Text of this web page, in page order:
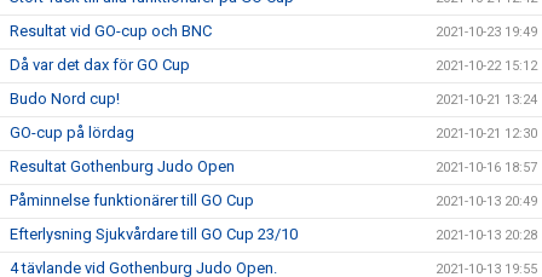
Resultat vid GO-cup och BNC 2021-10-23 19:49
Då var det dax för GO Cup 2021-10-22 15:12
Budo Nord cup! 2021-10-21 13:24
GO-cup på lördag 2021-10-21 12:30
Resultat Gothenburg Judo Open 2021-10-16 18:57
Påminnelse funktionärer till GO Cup 2021-10-13 20:49
Efterlysning Sjukvårdare till GO Cup 23/10 2021-10-13 20:28
4 tävlande vid Gothenburg Judo Open. 2021-10-13 19:55